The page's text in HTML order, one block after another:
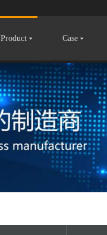
Product Case